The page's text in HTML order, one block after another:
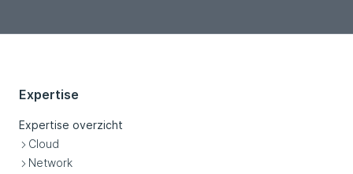
Expertise
Expertise overzicht
Cloud
Network